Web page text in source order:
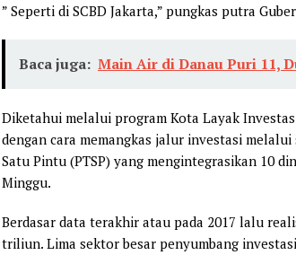
” Seperti di SCBD Jakarta,” pungkas putra
Baca juga: Main Air di Danau Puri 11,
Diketahui melalui program Kota Layak
dengan cara memangkas jalur investasi
Satu Pintu (PTSP) yang mengintegrasikan 10
Minggu.
Berdasar data terakhir atau pada 2017 lalu
triliun. Lima sektor besar penyumbang